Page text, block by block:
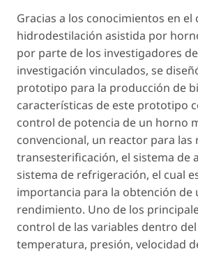
Gracias a los conocimientos en el
hidrodestilación asistida por
por parte de los investigadores
investigación vinculados, se
prototipo para la producción de
características de este prototipo
control de potencia de un horno
convencional, un reactor para las
transesterificación, el sistema de
sistema de refrigeración, el cual
importancia para la obtención de
rendimiento. Uno de los
control de las variables dentro
temperatura, presión, velocidad